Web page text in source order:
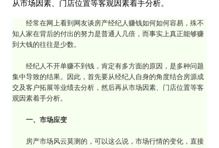
从市场因素、门店位置等客观因素着手分析。
经常在网上看到网友谈房产经纪人赚钱如何如何容易，殊不
知人家在背后的付出的努力是普通人几倍，而事实上真正能够赚
到大钱的往往是少数。
经纪人不开单赚不到钱，肯定有多方面的原因，是多种问题
集中导致的结果。因此，首先要从经纪人自身的角度结合房源成
交及客户拓展等业绩去分析，然后再从市场因素、门店位置等客
观因素着手分析。
一、市场应变
房产市场风云莫测的，可以这么说，市场行情的变化，直接